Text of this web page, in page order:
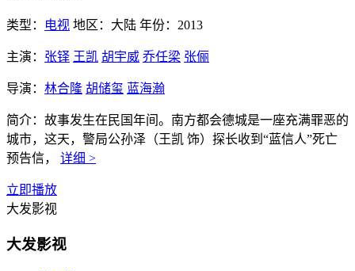
类型： 电视 地区： 大陆 年份： 2013
主演： 张铎 王凯 胡宇威 乔任梁 张俪
导演： 林合隆 胡储玺 蓝海瀚
简介： 故事发生在民国年间。南方都会德城是一座充满罪恶的
城市，这天，警局公孙泽（王凯 饰）探长收到“蓝信人”死亡
预告信， 详细 >
立即播放
大发影视
大发影视